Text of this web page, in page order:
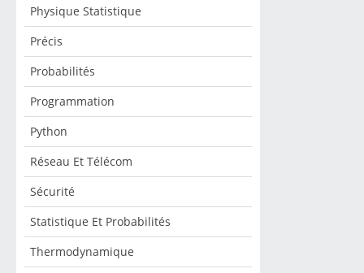
Physique Statistique
Précis
Probabilités
Programmation
Python
Réseau Et Télécom
Sécurité
Statistique Et Probabilités
Thermodynamique